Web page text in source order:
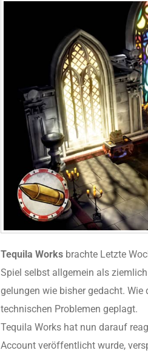
Tequila Works brachte Letzte
Spiel selbst allgemein als
gelungen wie bisher gedacht.
technischen Problemen geplagt.
Tequila Works hat nun darauf
Account veröffentlicht wurde,